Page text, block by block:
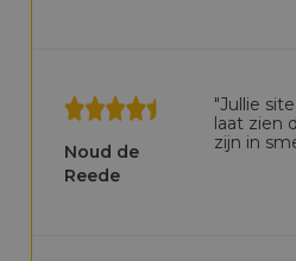
Noud de
Reede
"Jullie
laat zien
zijn in